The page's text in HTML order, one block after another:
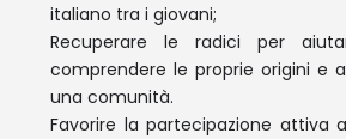
italiano tra i giovani;
Recuperare le radici per
comprendere le proprie origini e
una comunità.
Favorire la partecipazione attiva